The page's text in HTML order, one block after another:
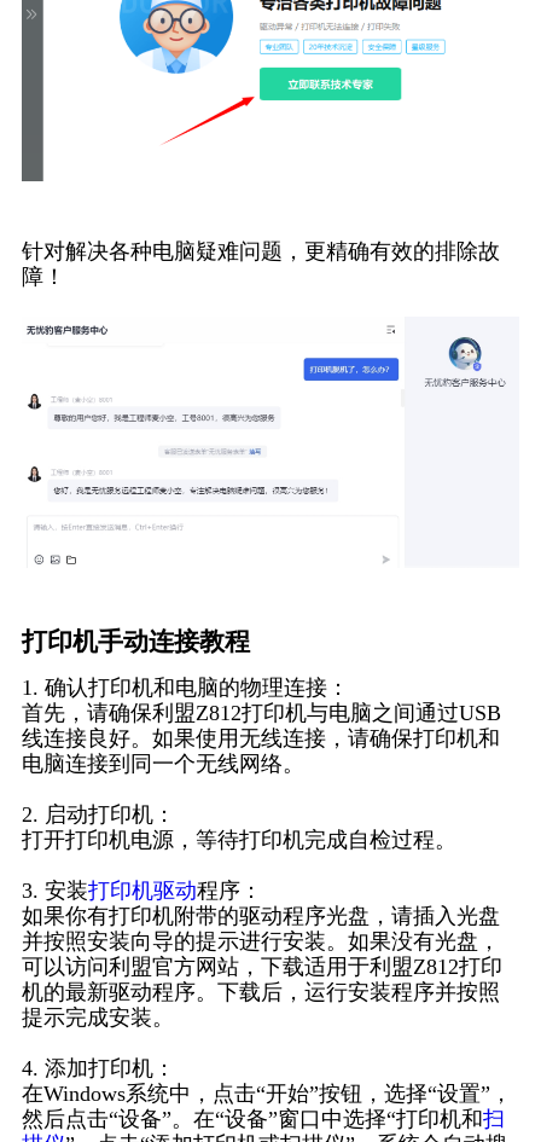
针对解决各种电脑疑难问题，更精确有效的排除故
障！
打印机手动连接教程
1. 确认打印机和电脑的物理连接：
首先，请确保利盟Z812打印机与电脑之间通过USB
线连接良好。如果使用无线连接，请确保打印机和
电脑连接到同一个无线网络。
2. 启动打印机：
打开打印机电源，等待打印机完成自检过程。
3. 安装打印机驱动程序：
如果你有打印机附带的驱动程序光盘，请插入光盘
并按照安装向导的提示进行安装。如果没有光盘，
可以访问利盟官方网站，下载适用于利盟Z812打印
机的最新驱动程序。下载后，运行安装程序并按照
提示完成安装。
4. 添加打印机：
在Windows系统中，点击“开始”按钮，选择“设置”，
然后点击“设备”。在“设备”窗口中选择“打印机和扫